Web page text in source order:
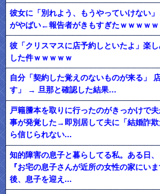
彼女に「別れよう、もうやっていけない
がやばい←報告者がきもすぎたｗｗｗｗｗ
彼「クリスマスに店予約しといたよ」楽
した件ｗｗｗｗｗ
自分「契約した覚えのないものが来る」
す」 → 旦那と確認した結果…
戸籍謄本を取りに行ったのがきっかけで
事が発覚した→即別居して夫に「結婚詐
ら信じられない...
知的障害の息子と暮らしてる私。ある日
『お宅の息子さんが近所の女性の家にい
後、息子を迎え...